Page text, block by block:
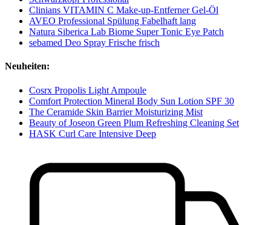
Clinians VITAMIN C Make-up-Entferner Gel-Öl
AVEO Professional Spülung Fabelhaft lang
Natura Siberica Lab Biome Super Tonic Eye Patch
sebamed Deo Spray Frische frisch
Neuheiten:
Cosrx Propolis Light Ampoule
Comfort Protection Mineral Body Sun Lotion SPF 30
The Ceramide Skin Barrier Moisturizing Mist
Beauty of Joseon Green Plum Refreshing Cleaning Set
HASK Curl Care Intensive Deep